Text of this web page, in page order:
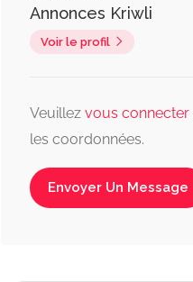
Annonces Kriwli
Voir le profil
Veuillez vous connecter
les coordonnées.
Envoyer Un Message